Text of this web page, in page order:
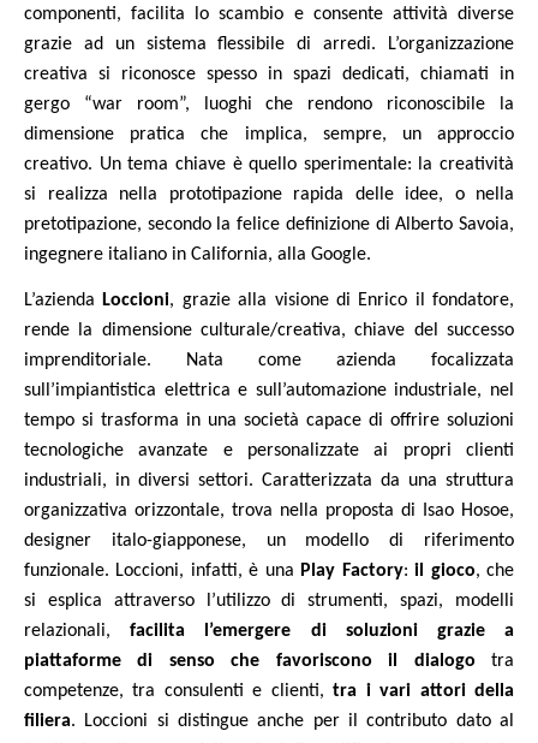
componenti, facilita lo scambio e consente attività diverse
grazie ad un sistema flessibile di arredi. L’organizzazione
creativa si riconosce spesso in spazi dedicati, chiamati in
gergo “war room”, luoghi che rendono riconoscibile la
dimensione pratica che implica, sempre, un approccio
creativo. Un tema chiave è quello sperimentale: la creatività
si realizza nella prototipazione rapida delle idee, o nella
pretotipazione, secondo la felice definizione di Alberto Savoia,
ingegnere italiano in California, alla Google.
L’azienda Loccioni, grazie alla visione di Enrico il fondatore,
rende la dimensione culturale/creativa, chiave del successo
imprenditoriale. Nata come azienda focalizzata
sull’impiantistica elettrica e sull’automazione industriale, nel
tempo si trasforma in una società capace di offrire soluzioni
tecnologiche avanzate e personalizzate ai propri clienti
industriali, in diversi settori. Caratterizzata da una struttura
organizzativa orizzontale, trova nella proposta di Isao Hosoe,
designer italo-giapponese, un modello di riferimento
funzionale. Loccioni, infatti, è una Play Factory:il gioco, che
si esplica attraverso l’utilizzo di strumenti, spazi, modelli
relazionali,facilita l’emergere di soluzioni grazie a
piattaforme di senso che favoriscono il dialogo tra
competenze, tra consulenti e clienti,tra i vari attori della
filiera. Loccioni si distingue anche per il contributo dato al